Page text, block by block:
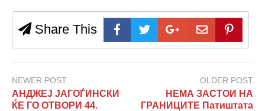
Share This
NEWER POST
АНДЖЕЈ ЈАГОЃИНСКИ
ЌЕ ГО ОТВОРИ 44.
OLDER POST
НЕМА ЗАСТОИ НА
ГРАНИЦИТЕ Патиштата